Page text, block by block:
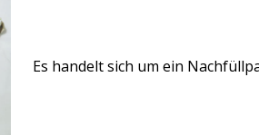
Es handelt sich um ein